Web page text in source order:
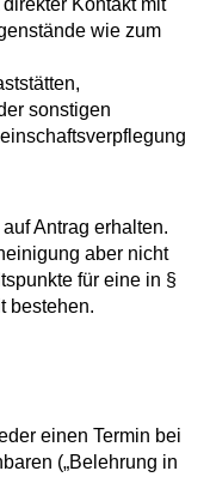
Kontakt mit
wie zum
sonstigen
Antrag erhalten.
aber nicht
für eine in §
bestehen.
einen Termin bei
(„Belehrung in